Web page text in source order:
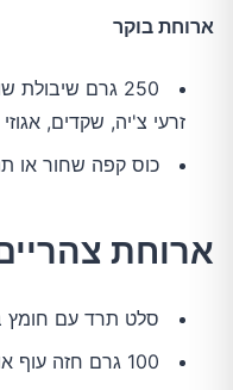
ארוחת בוקר
250 גרם
זרעי צ'יה, שקדים,
כוס קפה שחור או
ארוחת
סלט תרד עם חומץ
100 גרם חזה עוף או עוף בגריל